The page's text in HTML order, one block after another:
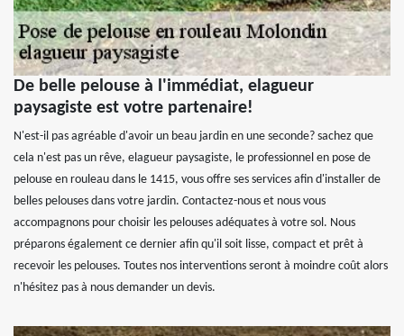
De belle pelouse à l'immédiat, elagueur
paysagiste est votre partenaire!
N'est-il pas agréable d'avoir un beau jardin en une seconde? sachez que
cela n'est pas un rêve, elagueur paysagiste, le professionnel en pose de
pelouse en rouleau dans le 1415, vous offre ses services afin d'installer de
belles pelouses dans votre jardin. Contactez-nous et nous vous
accompagnons pour choisir les pelouses adéquates à votre sol. Nous
préparons également ce dernier afin qu'il soit lisse, compact et prêt à
recevoir les pelouses. Toutes nos interventions seront à moindre coût alors
n'hésitez pas à nous demander un devis.